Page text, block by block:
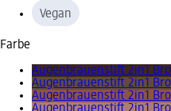
Vegan
Farbe
Augenbrauenstift 2in1
Augenbrauenstift 2in1
Augenbrauenstift 2in1
Augenbrauenstift 2in1